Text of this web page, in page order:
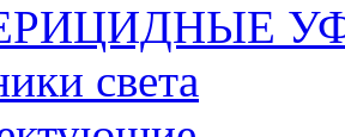
света